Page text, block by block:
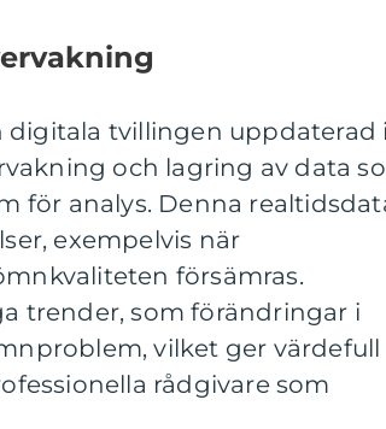
digitala tvillingen uppdaterad i
och lagring av data
för analys. Denna
exempelvis när
försämras.
trender, som förändringar i
vilket ger värdefull
rådgivare som